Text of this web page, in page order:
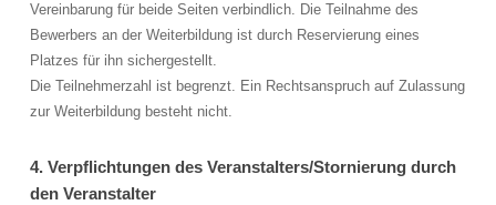
Vereinbarung für beide Seiten verbindlich. Die Teilnahme des
Bewerbers an der Weiterbildung ist durch Reservierung eines
Platzes für ihn sichergestellt.
Die Teilnehmerzahl ist begrenzt. Ein Rechtsanspruch auf Zulassung
zur Weiterbildung besteht nicht.
4. Verpflichtungen des Veranstalters/Stornierung durch
den Veranstalter